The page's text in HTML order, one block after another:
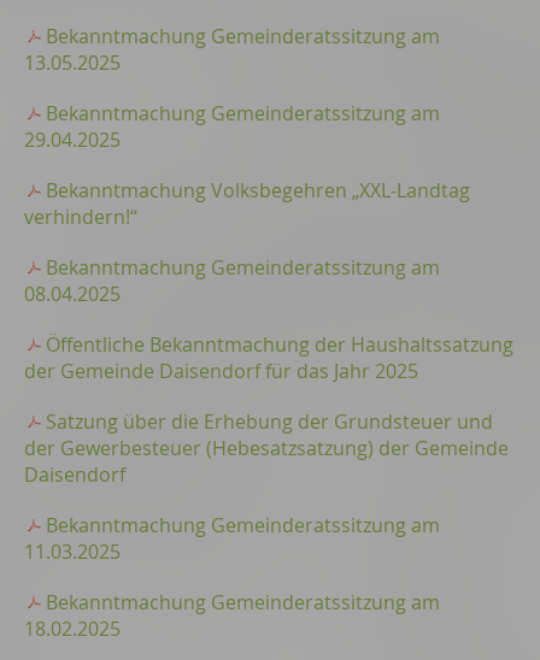
Bekanntmachung Gemeinderatssitzung am
13.05.2025
Bekanntmachung Gemeinderatssitzung am
29.04.2025
Bekanntmachung Volksbegehren „XXL-Landtag
verhindern!“
Bekanntmachung Gemeinderatssitzung am
08.04.2025
Öffentliche Bekanntmachung der Haushaltssatzung
der Gemeinde Daisendorf für das Jahr 2025
Satzung über die Erhebung der Grundsteuer und
der Gewerbesteuer (Hebesatzsatzung) der Gemeinde
Daisendorf
Bekanntmachung Gemeinderatssitzung am
11.03.2025
Bekanntmachung Gemeinderatssitzung am
18.02.2025